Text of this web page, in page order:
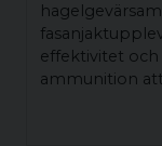
effektivitet
ammunition
sikta på en